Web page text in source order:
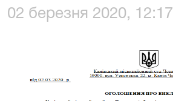
02 березня 2020, 12:17